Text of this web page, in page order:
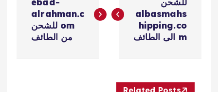
صalbasmahs
hipping.co
m الى الطائف
alrahman.c
om للشحن
من الطائف
Related Posts